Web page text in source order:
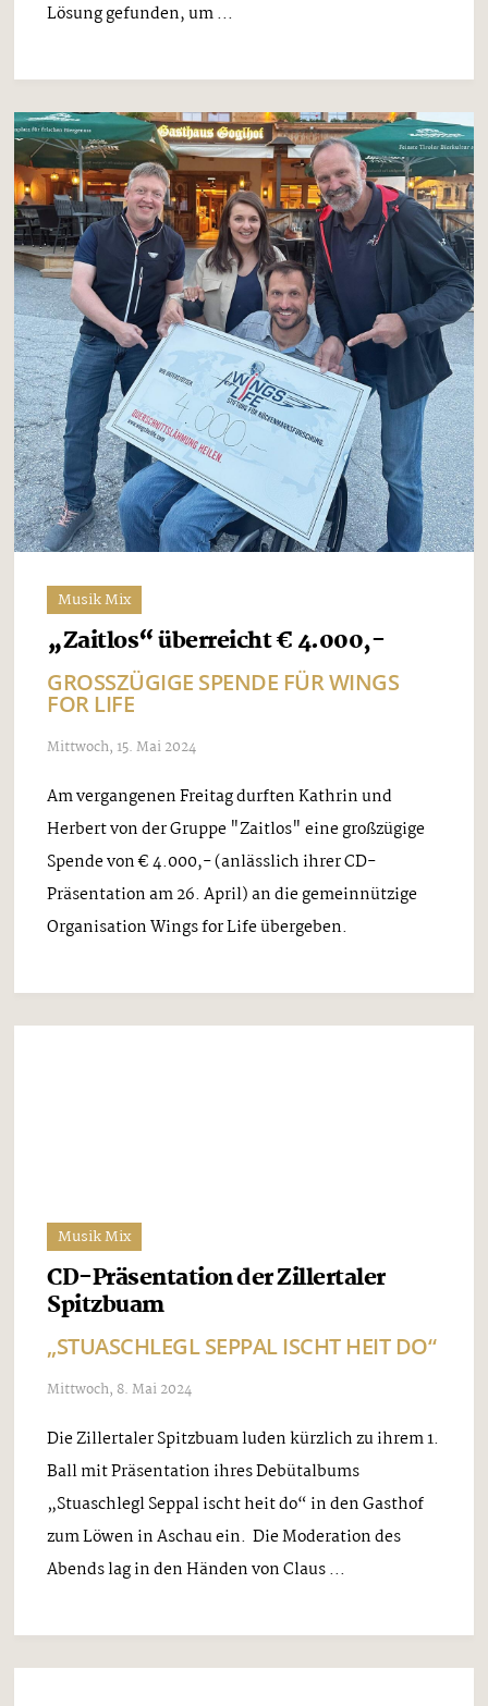
Lösung gefunden, um ...
Musik Mix
„Zaitlos“ überreicht € 4.000,-
GROSSZÜGIGE SPENDE FÜR WINGS F
OR LIFE
Mittwoch, 15. Mai 2024
Am vergangenen Freitag durften Kathrin und
Herbert von der Gruppe "Zaitlos" eine großzügige
Spende von € 4.000,- (anlässlich ihrer CD-
Präsentation am 26. April) an die gemeinnützige
Organisation Wings for Life übergeben.
CD-Präsentation der Zillertaler
Spitzbuam
„STUASCHLEGL SEPPAL ISCHT HEIT DO“
Mittwoch, 8. Mai 2024